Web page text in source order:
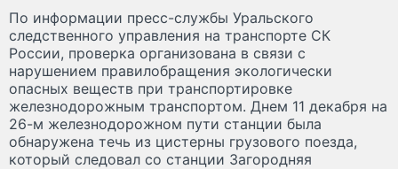
По информации пресс-службы Уральского
следственного управления на транспорте СК
России, проверка организована в связи с
нарушением правилобращения экологически
опасных веществ при транспортировке
железнодорожным транспортом. Днем 11 декабря на
26-м железнодорожном пути станции была
обнаружена течь из цистерны грузового поезда,
который следовал со станции Загородняя